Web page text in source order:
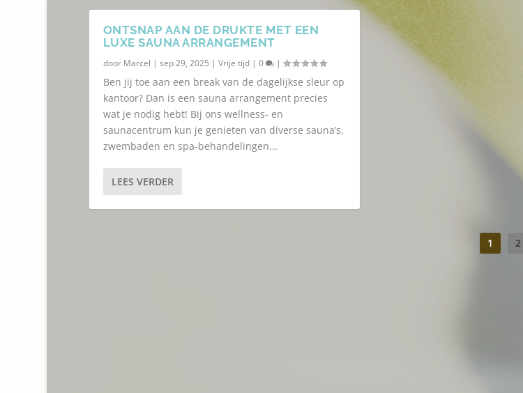
ONTSNAP AAN DE DRUKTE MET EEN
LUXE SAUNA ARRANGEMENT
door Marcel | sep 29, 2025 | Vrije tijd| 0 |
Ben jij toe aan een break van de dagelijkse sleur op
kantoor? Dan is een sauna arrangement precies
wat je nodig hebt! Bij ons wellness- en
saunacentrum kun je genieten van diverse sauna’s,
zwembaden en spa-behandelingen...
LEES VERDER
1 2